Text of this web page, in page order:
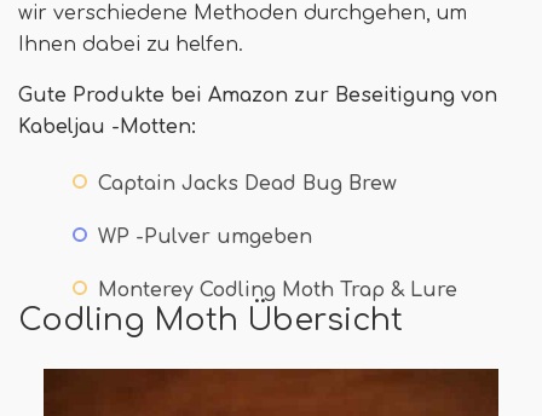
wir verschiedene Methoden durchgehen, um
Ihnen dabei zu helfen.
Gute Produkte bei Amazon zur Beseitigung von
Kabeljau -Motten:
Captain Jacks Dead Bug Brew
WP -Pulver umgeben
Monterey Codling Moth Trap & Lure
Codling Moth Übersicht